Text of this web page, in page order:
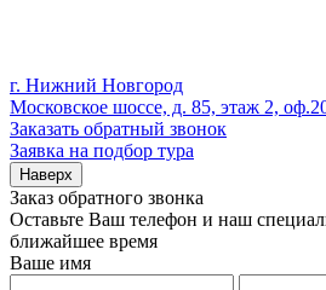
г. Нижний Новгород
Московское шоссе, д. 85, этаж 2,
Заказать обратный звонок
Заявка на подбор тура
Наверх
Заказ обратного звонка
Оставьте Ваш телефон и наш
ближайшее время
Ваше имя